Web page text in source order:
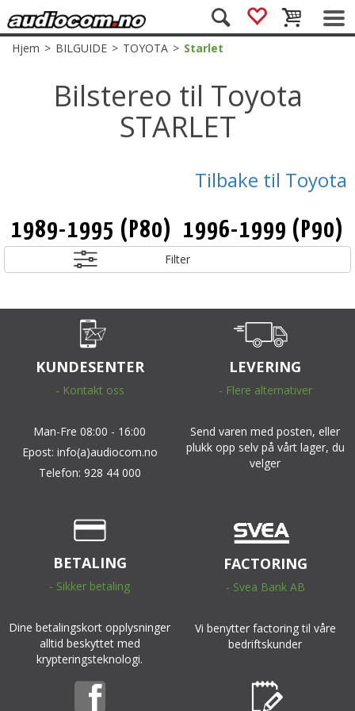
Hjem>BILGUIDE>TOYOTA>Starlet
Bilstereo til Toyota
STARLET
Tilbake til Toyota
1989-1995 (P80) 1996-1999 (P90)
Filter
KUNDESENTER
- Kontakt oss
Man-Fre 08:00 - 16:00
Epost: info(a)audiocom.no
Telefon: 928 44 000
LEVERING
- Flere alternativer
Send varen med posten, eller
plukk opp selv på vårt lager, du
velger
BETALING
- Sikker betaling
Dine betalingskort opplysninger
alltid beskyttet med
krypteringsteknologi.
FACTORING
- Svea Bank AB
Vi benytter factoring til våre
bedriftskunder